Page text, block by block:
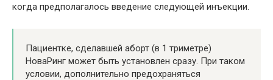
когда предполагалось введение следующей инъекции.
Пациентке, сделавшей аборт (в 1 триметре)
НоваРинг может быть установлен сразу. При таком
условии, дополнительно предохраняться